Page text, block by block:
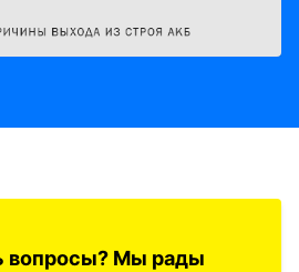
вопросы? Мы рады